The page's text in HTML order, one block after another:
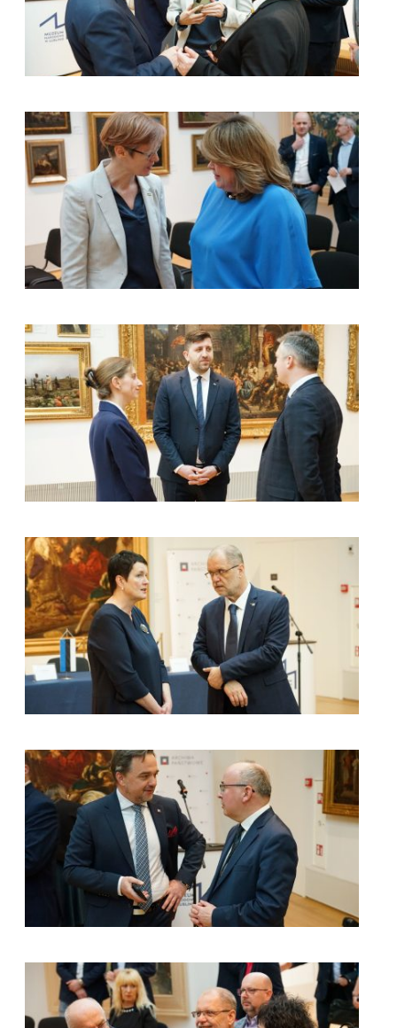
kliknięcie spowoduje powiększenie zdjęcia w galerii
kliknięcie spowoduje powiększenie zdjęcia w galerii
kliknięcie spowoduje powiększenie zdjęcia w galerii
kliknięcie spowoduje powiększenie zdjęcia w galerii
kliknięcie spowoduje powiększenie zdjęcia w galerii